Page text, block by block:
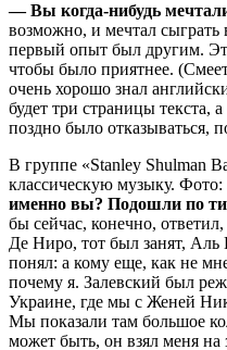
— Вы когда-нибудь
возможно, и мечтал
первый опыт был другим.
чтобы было приятнее.
очень хорошо знал
будет три страницы текста,
поздно было отказываться,
В группе «Stanley Shulman
классическую музыку.
именно вы? Подошли по
бы сейчас, конечно,
Де Ниро, тот был занят,
понял: а кому еще, как не
почему я. Залевский был
Украине, где мы с Женей
Мы показали там большое
может быть, он взял меня на